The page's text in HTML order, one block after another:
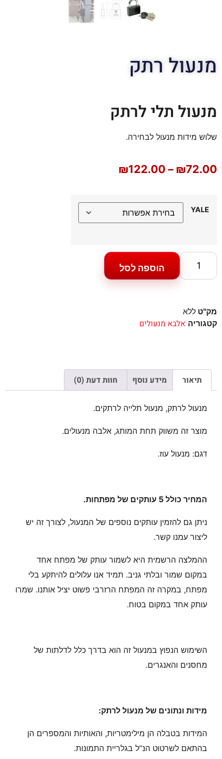
מנעול רתק
מנעול תלי לרתק
שלוש מידות מנעול לבחירה.
₪72.00
–
₪122.00
YALE
הוספה לסל
מק"ט ללא
קטגוריה אלבא מנעולים
תיאור מידע נוסף חוות דעת (0)
מנעול לרתק, מנעול תלייה לרתקים.
מוצר זה משווק תחת המותג, אלבה מנעולים.
דגם: מנעול עוז.
המחיר כולל 5 עותקים של מפתחות.
ניתן גם להזמין עותקים נוספים של המנעול, לצורך זה יש
ליצור עמנו קשר.
ההמלצה הרשמית היא לשמור עותק של מפתח אחד
במקום שמור ובלתי גניב. תמיד אנו עלולים להיתקע בלי
מפתח, במקרה זה המפתח הרזרבי פשוט יציל אותנו. שמרו
עותק אחד במקום בטוח.
השימוש הנפוץ במנעול זה הוא בדרך כלל לדלתות של
מחסנים והאנגרים.
מידות ונתונים של מנעול לרתק:
המידות בטבלה הן מילימטריות, והאותיות והמספרים הן
בהתאם לשרטוט הנ”ל בגלריית התמונות.